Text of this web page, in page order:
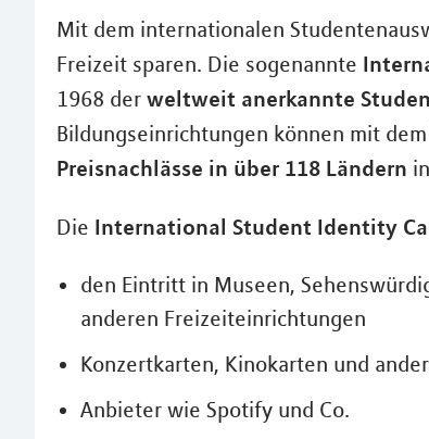
Mit dem internationalen
Freizeit sparen. Die sogenannte
1968 der weltweit anerkannte
Bildungseinrichtungen können mit
Preisnachlässe in über 118 Ländern
Die International Student Identity
den Eintritt in Museen,
anderen Freizeiteinrichtungen
Konzertkarten, Kinokarten und
Anbieter wie Spotify und Co.